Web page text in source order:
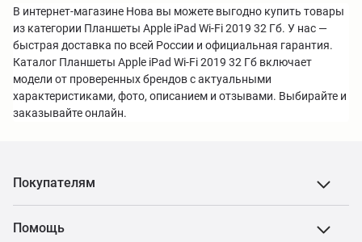
В интернет-магазине Нова вы можете выгодно купить товары
из категории Планшеты Apple iPad Wi-Fi 2019 32 Гб. У нас —
быстрая доставка по всей России и официальная гарантия.
Каталог Планшеты Apple iPad Wi-Fi 2019 32 Гб включает
модели от проверенных брендов с актуальными
характеристиками, фото, описанием и отзывами. Выбирайте и
заказывайте онлайн.
Покупателям
Помощь